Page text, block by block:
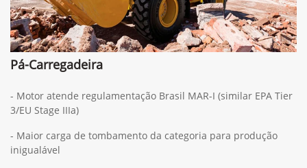
Pá-Carregadeira
- Motor atende regulamentação Brasil MAR-I (similar EPA Tier
3/EU Stage IIIa)
- Maior carga de tombamento da categoria para produção
inigualável